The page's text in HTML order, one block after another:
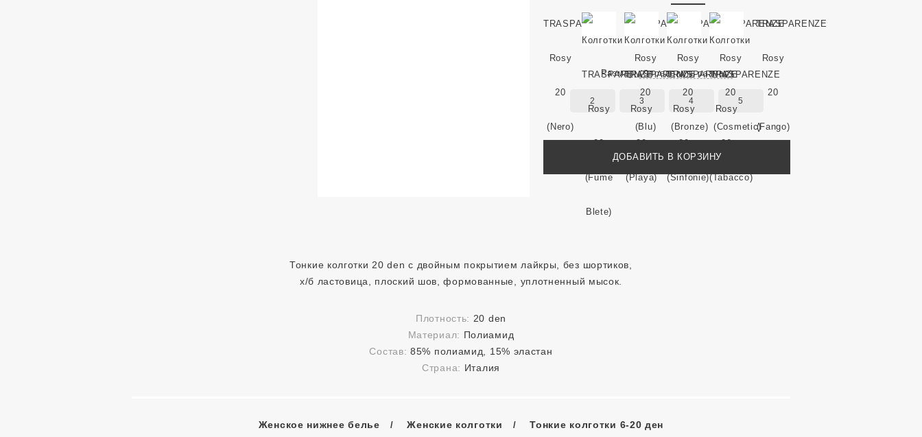
Размер (Определить размер)
2 3 4 5
ДОБАВИТЬ В КОРЗИНУ
Тонкие колготки 20 den с двойным покрытием лайкры, без шортиков,
х/б ластовица, плоский шов, формованные, уплотненный мысок.
Плотность: 20 den
Материал: Полиамид
Состав:85% полиамид, 15% эластан
Страна: Италия
Женское нижнее белье Женские колготки Тонкие колготки 6-20 ден